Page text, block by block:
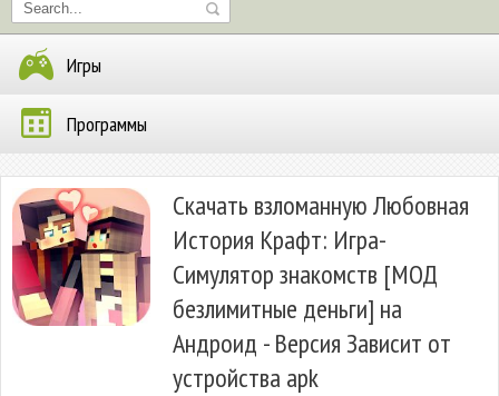
Игры
Программы
Скачать взломанную Любовная
История Крафт: Игра-
Симулятор знакомств [МОД
безлимитные деньги] на
Андроид - Версия Зависит от
устройства apk